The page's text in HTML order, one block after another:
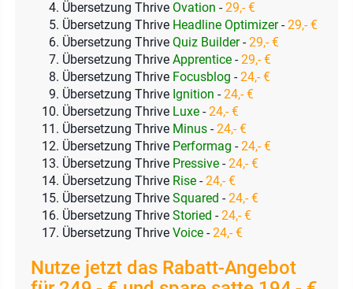
Übersetzung Thrive Ovation -29,- €
Übersetzung Thrive Headline Optimizer-29,- €
Übersetzung Thrive Quiz Builder-29,- €
Übersetzung Thrive Apprentice -29,- €
Übersetzung Thrive Focusblog -24,- €
Übersetzung Thrive Ignition -24,- €
Übersetzung Thrive Luxe -24,- €
Übersetzung Thrive Minus -24,- €
Übersetzung Thrive Performag -24,- €
Übersetzung Thrive Pressive -24,- €
Übersetzung Thrive Rise -24,- €
Übersetzung Thrive Squared -24,- €
Übersetzung Thrive Storied -24,- €
Übersetzung Thrive Voice -24,- €
Nutze jetzt das Rabatt-Angebot